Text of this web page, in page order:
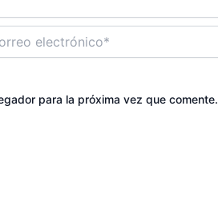
para la próxima vez que comente.